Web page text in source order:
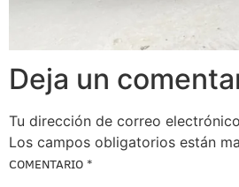
Deja un
Tu dirección de correo
Los campos obligatorios están
COMENTARIO *